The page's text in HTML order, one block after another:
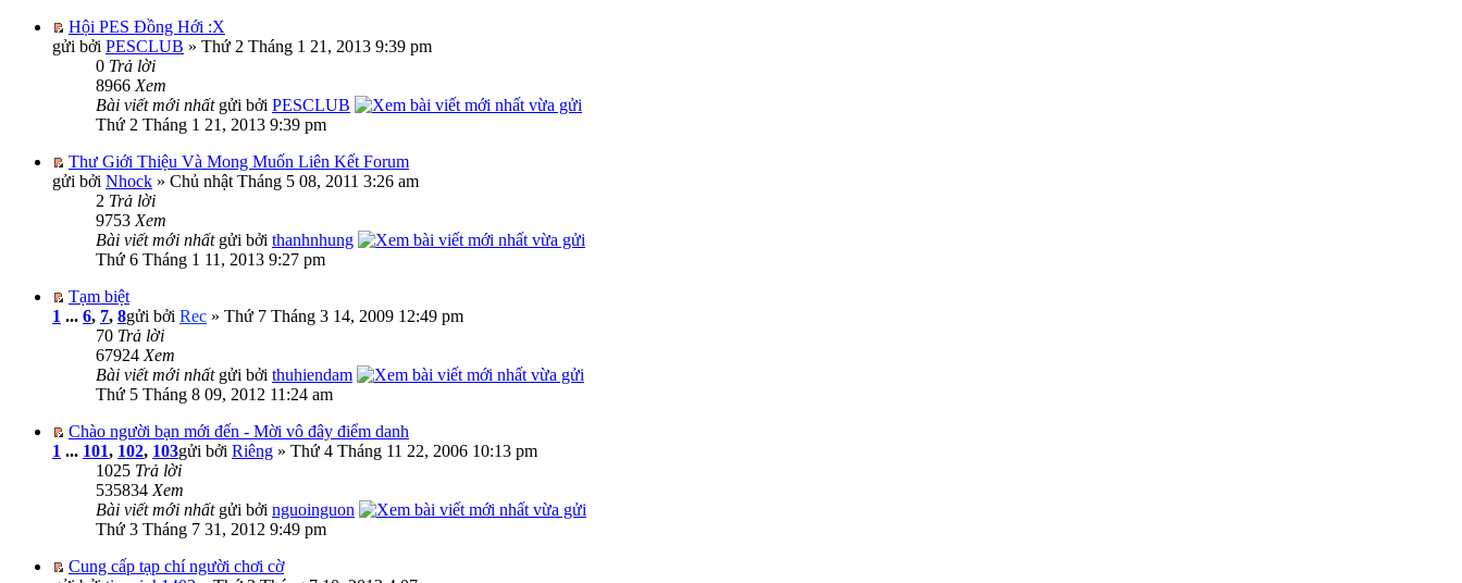
Hội PES Đồng Hới :X
gửi bởi PESCLUB » Thứ 2 Tháng 1 21, 2013 9:39 pm
0 Trả lời
8966 Xem
Bài viết mới nhất gửi bởi PESCLUB
Thứ 2 Tháng 1 21, 2013 9:39 pm
Thư Giới Thiệu Và Mong Muốn Liên Kết Forum
gửi bởi Nhock » Chủ nhật Tháng 5 08, 2011 3:26 am
2 Trả lời
9753 Xem
Bài viết mới nhất gửi bởi thanhnhung
Thứ 6 Tháng 1 11, 2013 9:27 pm
Tạm biệt
1 ... 6, 7, 8gửi bởi Rec » Thứ 7 Tháng 3 14, 2009 12:49 pm
70 Trả lời
67924 Xem
Bài viết mới nhất gửi bởi thuhiendam
Thứ 5 Tháng 8 09, 2012 11:24 am
Chào người bạn mới đến - Mời vô đây điểm danh
1 ... 101, 102, 103gửi bởi Riêng » Thứ 4 Tháng 11 22, 2006 10:13 pm
1025 Trả lời
535834 Xem
Bài viết mới nhất gửi bởi nguoinguon
Thứ 3 Tháng 7 31, 2012 9:49 pm
Cung cấp tạp chí người chơi cờ